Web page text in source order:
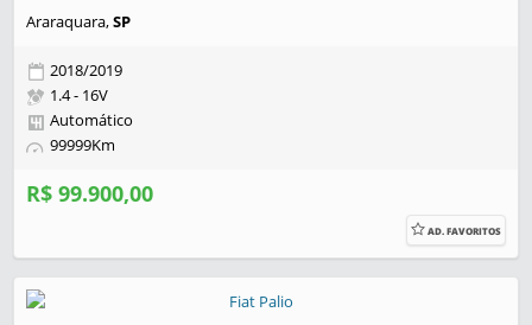
Araraquara,SP
2018/2019
1.4 - 16V
Automático
99999Km
R$ 99.900,00
AD. FAVORITOS